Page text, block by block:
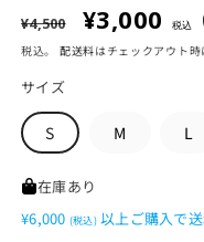
通
常
格
¥4,500
セ
ー
¥3,000 税込
税込。 配送料はチェックアウト時
サイズ
S M L
在庫あり
¥6,000 (税込)以上ご購入で